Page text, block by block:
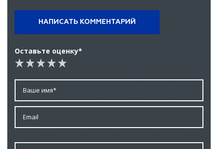
НАПИСАТЬ КОММЕНТАРИЙ
Оставьте оценку*